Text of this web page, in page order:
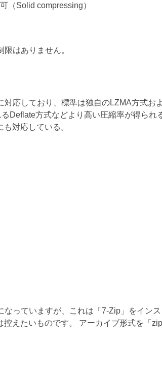
（Solid compressing）
はありません。
応しており、標準は独自のLZMA方式お
Deflate方式などより高い圧縮率が得られ
対応している。
っていますが、これは「7-Zip」をイン
えたいものです。 アーカイブ形式を「